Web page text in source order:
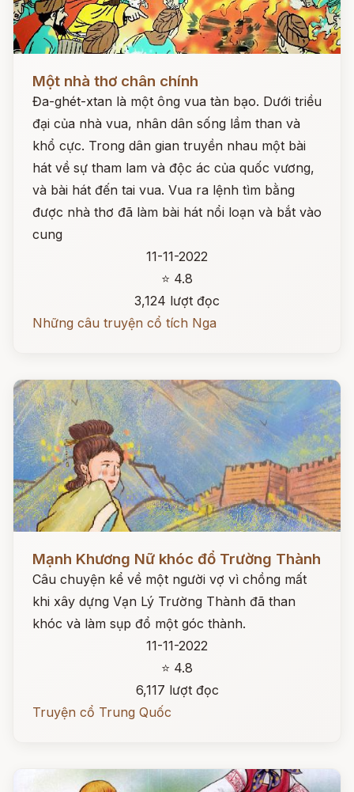
Một nhà thơ chân chính
Đa-ghét-xtan là một ông vua tàn bạo. Dưới triều
đại của nhà vua, nhân dân sống lầm than và
khổ cực. Trong dân gian truyền nhau một bài
hát về sự tham lam và độc ác của quốc vương,
và bài hát đến tai vua. Vua ra lệnh tìm bằng
được nhà thơ đã làm bài hát nổi loạn và bắt vào
cung
11-11-2022
⭐ 4.8
3,124 lượt đọc
Những câu truyện cổ tích Nga
Mạnh Khương Nữ khóc đổ Trường Thành
Câu chuyện kể về một người vợ vì chồng mất
khi xây dựng Vạn Lý Trường Thành đã than
khóc và làm sụp đổ một góc thành.
11-11-2022
⭐ 4.8
6,117 lượt đọc
Truyện cổ Trung Quốc